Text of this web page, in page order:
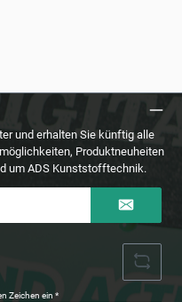
und erhalten Sie künftig alle
Produktneuheiten
um ADS Kunststofftechnik.
Zeichen ein*